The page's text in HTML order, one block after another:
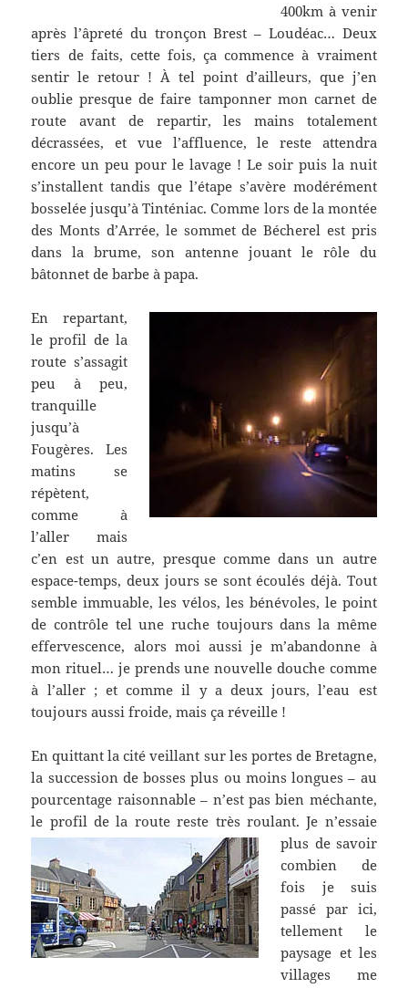
400km à venir
après l’âpreté du tronçon Brest – Loudéac… Deux
tiers de faits, cette fois, ça commence à vraiment
sentir le retour ! À tel point d’ailleurs, que j’en
oublie presque de faire tamponner mon carnet de
route avant de repartir, les mains totalement
décrassées, et vue l’affluence, le reste attendra
encore un peu pour le lavage ! Le soir puis la nuit
s’installent tandis que l’étape s’avère modérément
bosselée jusqu’à Tinténiac. Comme lors de la montée
des Monts d’Arrée, le sommet de Bécherel est pris
dans la brume, son antenne jouant le rôle du
bâtonnet de barbe à papa.
En repartant,
le profil de la
route s’assagit
peu à peu,
tranquille
jusqu’à
Fougères. Les
matins se
répètent,
comme à
l’aller mais
c’en est un autre, presque comme dans un autre
espace-temps, deux jours se sont écoulés déjà. Tout
semble immuable, les vélos, les bénévoles, le point
de contrôle tel une ruche toujours dans la même
effervescence, alors moi aussi je m’abandonne à
mon rituel… je prends une nouvelle douche comme
à l’aller ; et comme il y a deux jours, l’eau est
toujours aussi froide, mais ça réveille !
En quittant la cité veillant sur les portes de Bretagne,
la succession de bosses plus ou moins longues – au
pourcentage raisonnable – n’est pas bien méchante,
le profil de la route reste très roulant.Je n’essaie
plus de savoir
combien de
fois je suis
passé par ici,
tellement le
paysage et les
villages me